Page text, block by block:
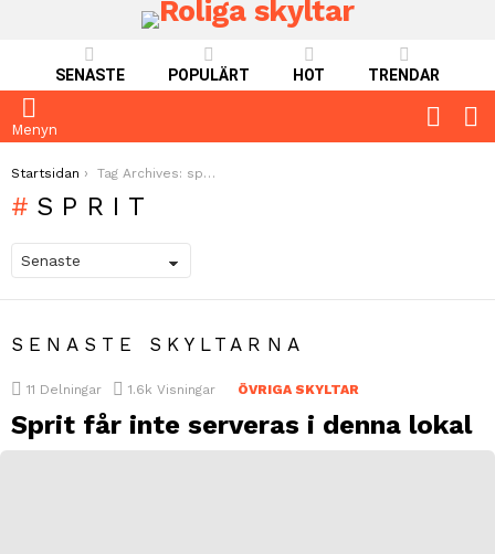
SENASTE POPULÄRT HOT TRENDAR
Menyn
You are here:
Startsidan Tag Archives: sprit
SPRIT
SENASTE SKYLTARNA
11 Delningar 1.6k Visningar ÖVRIGA SKYLTAR
Sprit får inte serveras i denna lokal